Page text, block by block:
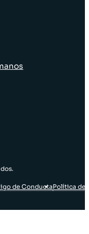
de ConductaPolítica de